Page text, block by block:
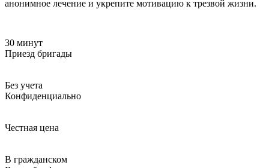
анонимное лечение и укрепите мотивацию к трезвой жизни.
30 минут
Приезд бригады
Без учета
Конфиденциально
Честная цена
В гражданском